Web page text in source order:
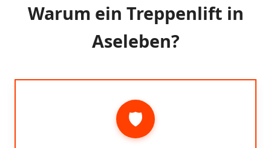
Warum ein Treppenlift in
Aseleben?
🛡️